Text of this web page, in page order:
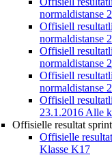
normaldistanse
Offisiell
normaldistanse
Offisiell
normaldistanse
Offisiell
normaldistanse
Offisiell
23.1.2016 Alle
Offisielle resultat
Offisielle
Klasse K17